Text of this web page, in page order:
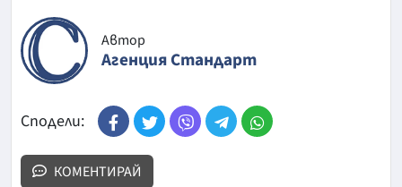
Автор
Агенция Стандарт
Сподели:
КОМЕНТИРАЙ